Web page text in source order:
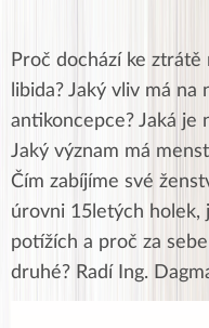
Proč dochází ke
libida? Jaký vliv má
antikoncepce? Jaká je
Jaký význam má
Čím zabíjíme své
úrovni 15letých holek,
potížích a proč za
druhé? Radí Ing.